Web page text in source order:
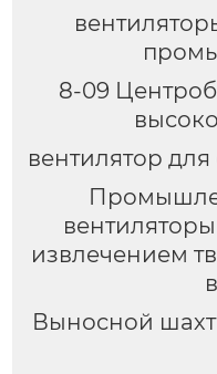
8-09
вентилятор
извлечением
Выносной